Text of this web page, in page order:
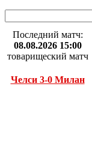
Последний матч:
08.08.2026 15:00
товарищеский матч
Челси 3-0 Милан